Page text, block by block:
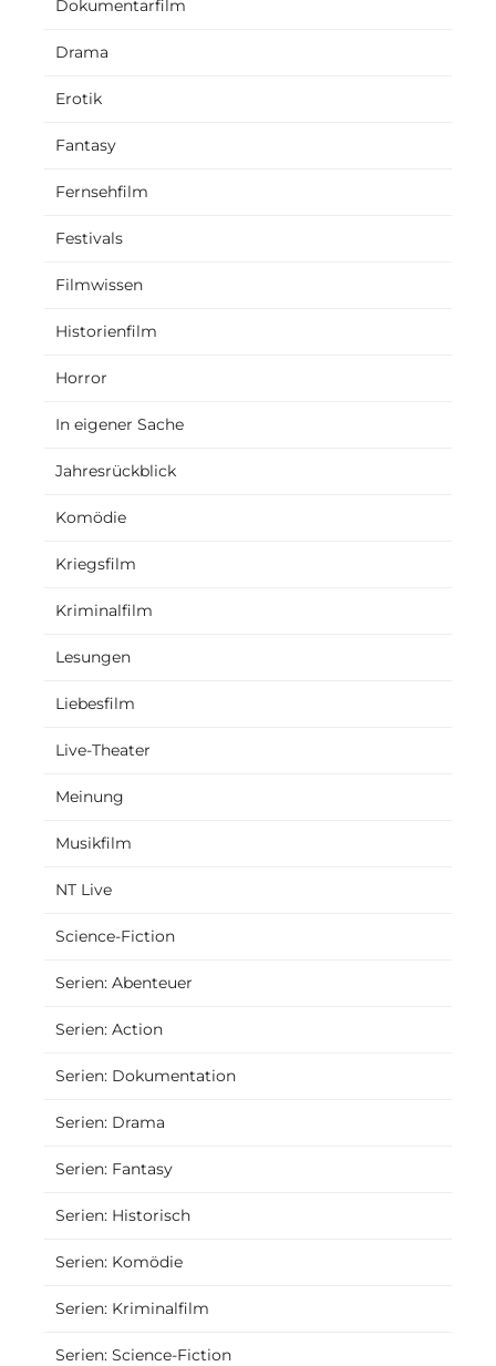
Dokumentarfilm
Drama
Erotik
Fantasy
Fernsehfilm
Festivals
Filmwissen
Historienfilm
Horror
In eigener Sache
Jahresrückblick
Komödie
Kriegsfilm
Kriminalfilm
Lesungen
Liebesfilm
Live-Theater
Meinung
Musikfilm
NT Live
Science-Fiction
Serien: Abenteuer
Serien: Action
Serien: Dokumentation
Serien: Drama
Serien: Fantasy
Serien: Historisch
Serien: Komödie
Serien: Kriminalfilm
Serien: Science-Fiction